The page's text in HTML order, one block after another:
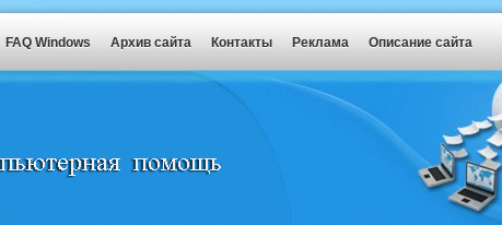
FAQ Windows Архив сайта Контакты Реклама Описание сайта